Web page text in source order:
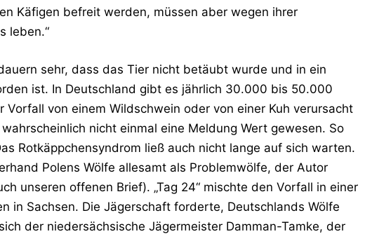
Käfigen befreit werden, müssen aber wegen ihrer
leben.“
sehr, dass das Tier nicht betäubt wurde und in ein
ist. In Deutschland gibt es jährlich 30.000 bis 50.000
Vorfall von einem Wildschwein oder von einer Kuh verursacht
nicht einmal eine Meldung Wert gewesen. So
Rotkäppchensyndrom ließ auch nicht lange auf sich warten.
Polens Wölfe allesamt als Problemwölfe, der Autor
unseren offenen Brief). „Tag 24“ mischte den Vorfall in einer
in Sachsen. Die Jägerschaft forderte, Deutschlands Wölfe
der niedersächsische Jägermeister Damman-Tamke, der